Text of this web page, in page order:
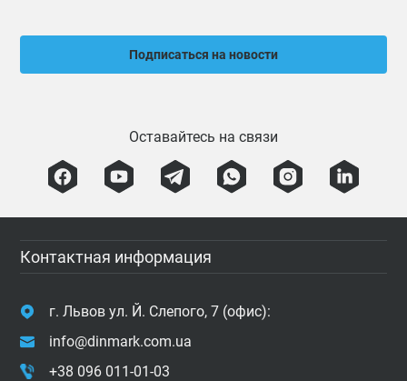
Подписаться на новости
Оставайтесь на связи
Контактная информация
г. Львов ул. Й. Слепого, 7 (офис):
info@dinmark.com.ua
+38 096 011-01-03